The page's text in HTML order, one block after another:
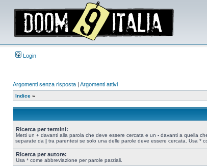
Login
Argomenti senza risposta | Argomenti attivi
Indice »
Ricerca per termini:
Metti un + davanti alla parola che deve essere cercata e un - davanti a quella
separate da | tra parentesi se solo una delle parole deve essere cercata. Usa *
Ricerca per autore:
Usa * come abbreviazione per parole parziali.